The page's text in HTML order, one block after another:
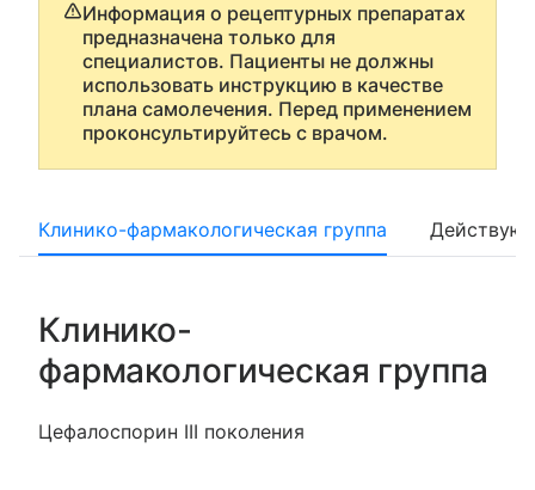
Информация о рецептурных препаратах
предназначена только для
специалистов. Пациенты не должны
использовать инструкцию в качестве
плана самолечения. Перед применением
проконсультируйтесь с врачом.
Клинико-фармакологическая группа
Клинико-
фармакологическая группа
Цефалоспорин III поколения